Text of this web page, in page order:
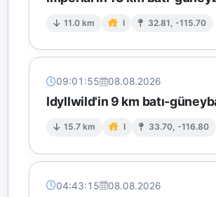
11.0 km I 32.81, -115.70
09:01:55 08.08.2026
Idyllwild'in 9 km batı-
15.7 km I 33.70, -116.80
04:43:15 08.08.2026